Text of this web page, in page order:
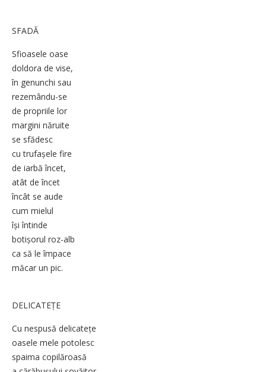
SFADĂ
Sfioasele oase
doldora de vise,
în genunchi sau
rezemându-se
de propriile lor
margini năruite
se sfădesc
cu trufașele fire
de iarbă încet,
atât de încet
încât se aude
cum mielul
își întinde
botișorul roz-alb
ca să le împace
măcar un pic.
DELICATEȚE
Cu nespusă delicatețe
oasele mele potolesc
spaima copilăroasă